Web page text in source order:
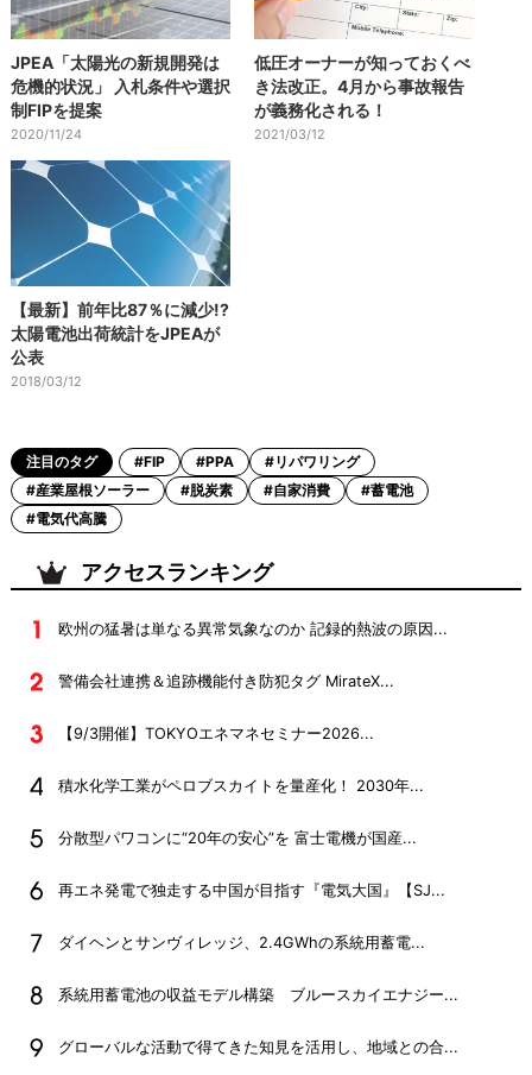
JPEA「太陽光の新規開発は
危機的状況」 入札条件や選択
制FIPを提案
2020/11/24
低圧オーナーが知っておくべ
き法改正。4月から事故報告
が義務化される！
2021/03/12
【最新】前年比87％に減少!?
太陽電池出荷統計をJPEAが
公表
2018/03/12
注目のタグ #FIP #PPA
#リパワリング
#産業屋根ソーラー
#脱炭素 #自家消費
#蓄電池
#電気代高騰
アクセスランキング
欧州の猛暑は単なる異常気象なのか 記録的熱波の原因...
警備会社連携＆追跡機能付き防犯タグ MirateX...
【9/3開催】TOKYOエネマネセミナー2026...
積水化学工業がペロブスカイトを量産化！ 2030年...
分散型パワコンに“20年の安心”を 富士電機が国産...
再エネ発電で独走する中国が目指す『電気大国』【SJ...
ダイヘンとサンヴィレッジ、2.4GWhの系統用蓄電...
系統用蓄電池の収益モデル構築 ブルースカイエナジー...
グローバルな活動で得てきた知見を活用し、地域との合...